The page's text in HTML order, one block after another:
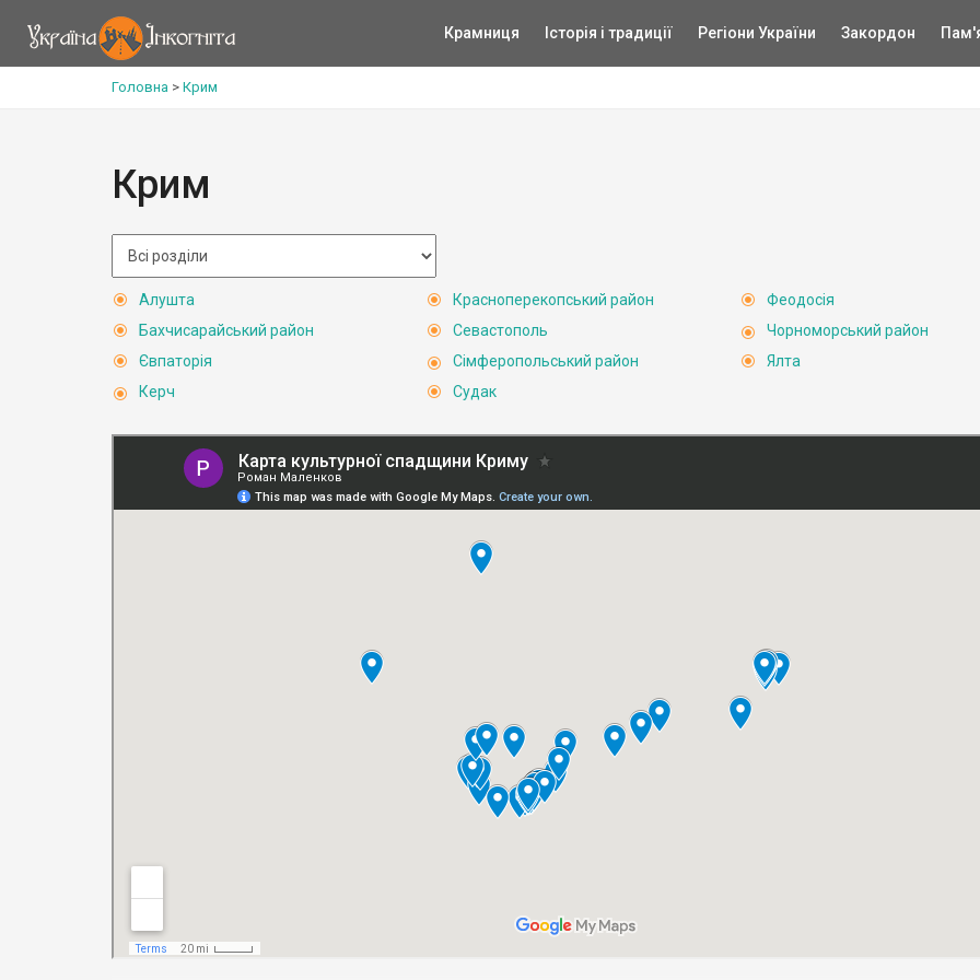
Крамниця Історія і традиції Регіони України Закордон
Головна > Крим
Крим
Алушта
Бахчисарайський район
Євпаторія
Керч
Красноперекопський район
Севастополь
Сімферопольський район
Судак
Феодосія
Чорноморський район
Ялта